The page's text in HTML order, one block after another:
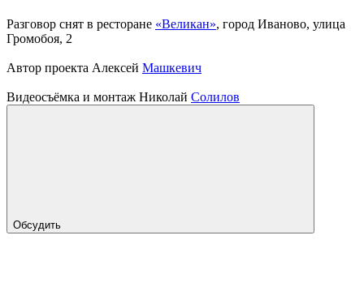
Разговор снят в ресторане «Великан», город Иваново, улица
Громобоя, 2
Автор проекта Алексей Машкевич
Видеосъёмка и монтаж Николай Солилов
Обсудить